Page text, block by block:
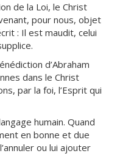
de la Loi, le Christ
pour nous, objet
: Il est maudit, celui
d’Abraham
dans le Christ
par la foi, l’Esprit qui
humain. Quand
en bonne et due
ou lui ajouter